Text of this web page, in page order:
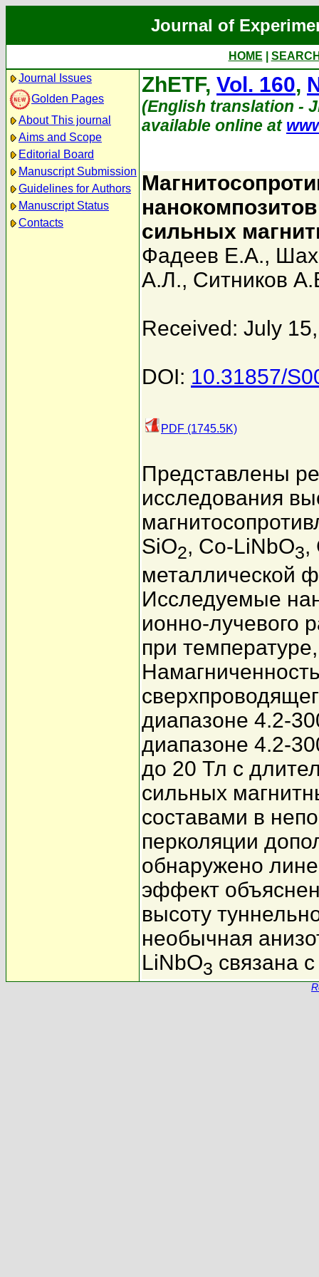
Journal of
HOME
Journal Issues
Golden Pages
About This journal
Aims and Scope
Editorial Board
Manuscript Submission
Guidelines for Authors
Manuscript Status
Contacts
ZhETF, Vol. 160,
(English translation -
available online at
сильных
Фадеев Е.А.,
А.Л., Ситников
Received: July
DOI: 10.31857/
PDF (1745.5K)
Представлены
исследования
SiO2, Co-LiNbO3,
металлической
Исследуемые
ионно-лучевого
при
диапазоне 4.2-
диапазоне 4.2-
до 20 Тл с
сильных
составами в
перколяции
обнаружено
эффект
высоту
необычная
LiNbO3 связана